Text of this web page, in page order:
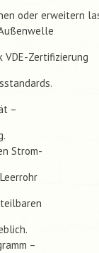
oder erweitern
Zertifizierung
–
Strom-
–